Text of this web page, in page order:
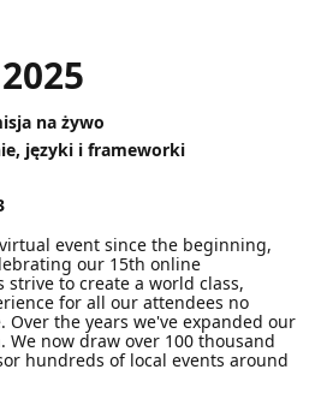
na żywo
języki i frameworki
event since the beginning,
our 15th online
strive to create a world class,
for all our attendees no
Over the years we've expanded our
We now draw over 100 thousand
hundreds of local events around